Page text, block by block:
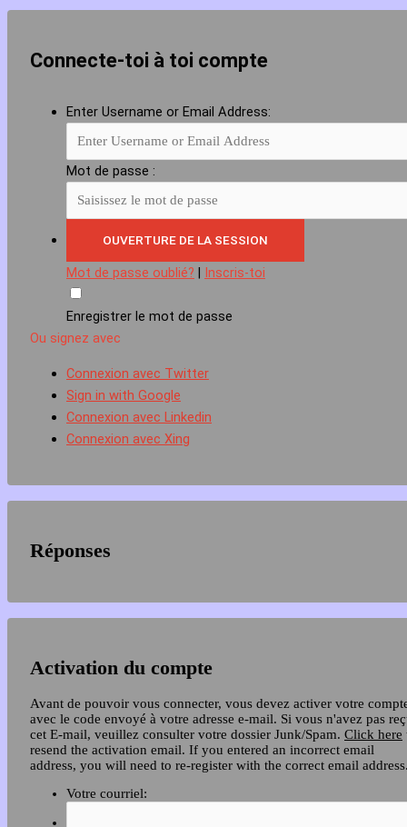
Connecte-toi à toi compte
Enter Username or Email Address:
Mot de passe :
Mot de passe oublié? | Inscris-toi
Enregistrer le mot de passe
Ou signez avec
Connexion avec Twitter
Sign in with Google
Connexion avec Linkedin
Connexion avec Xing
Réponses
Activation du compte
Avant de pouvoir vous connecter, vous devez activer votre
avec le code envoyé à votre adresse e-mail. Si vous n'avez pas
cet E-mail, veuillez consulter votre dossier Junk/Spam. Click here
resend the activation email. If you entered an incorrect email
address, you will need to re-register with the correct email
Votre courriel: